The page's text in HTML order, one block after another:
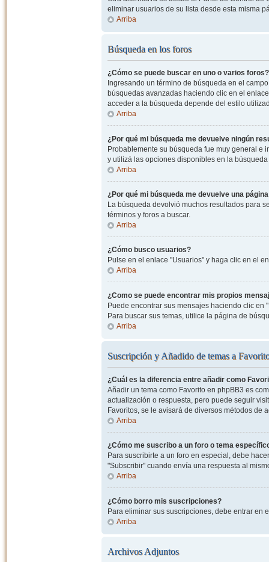
eliminar usuarios de su lista desde esta misma
Arriba
Búsqueda en los foros
¿Cómo se puede buscar en uno o varios foros?
Ingresando un término de búsqueda en el
búsquedas avanzadas haciendo clic en el
acceder a la búsqueda depende del estilo
Arriba
¿Por qué mi búsqueda me devuelve ningún
Probablemente su búsqueda fue muy general e
y utilizá las opciones disponibles en la
Arriba
¿Por qué mi búsqueda me devuelve una
La búsqueda devolvió muchos resultados para
términos y foros a buscar.
Arriba
¿Cómo busco usuarios?
Pulse en el enlace "Usuarios" y haga clic en el
Arriba
¿Como se puede encontrar mis propios
Puede encontrar sus mensajes haciendo clic en
Para buscar sus temas, utilice la página de
Arriba
Suscripción y Añadido de temas a
¿Cuál es la diferencia entre añadir como
Añadir un tema como Favorito en phpBB3 es
actualización o respuesta, pero puede seguir
Favoritos, se le avisará de diversos métodos de
Arriba
¿Cómo me suscribo a un foro o tema
Para suscribirte a un foro en especial, debe
"Subscribir" cuando envía una respuesta al
Arriba
¿Cómo borro mis suscripciones?
Para eliminar sus suscripciones, debe entrar en
Arriba
Archivos Adjuntos